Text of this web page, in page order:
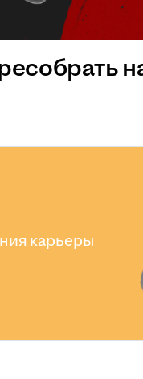
карьеры